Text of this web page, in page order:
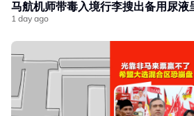
马航机师带毒入境行李搜出备用尿液
1 day ago